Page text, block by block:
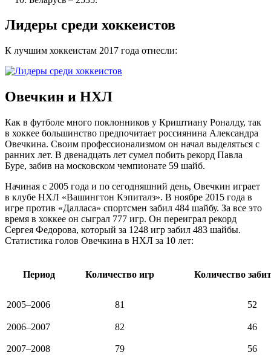
Лидеры среди хоккеистов
К лучшим хоккеистам 2017 года отнесли:
Овечкин и НХЛ
Как в футболе много поклонников у Криштиану Роналду, так
в хоккее большинство предпочитает россиянина Александра
Овечкина. Своим профессионализмом он начал выделяться с
ранних лет. В двенадцать лет сумел побить рекорд Павла
Буре, забив на московском чемпионате 59 шайб.
Начиная с 2005 года и по сегодняшний день, Овечкин играет
в клубе НХЛ «Вашингтон Кэпиталз». В ноябре 2015 года в
игре против «Далласа» спортсмен забил 484 шайбу. За все это
время в хоккее он сыграл 777 игр. Он переиграл рекорд
Сергея Федорова, который за 1248 игр забил 483 шайбы.
Статистика голов Овечкина в НХЛ за 10 лет:
Период Количество игр Количество
2005–2006 81 52
2006–2007 82 46
2007–2008 79 56